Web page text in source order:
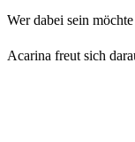
Wer dabei sein
Acarina freut sich